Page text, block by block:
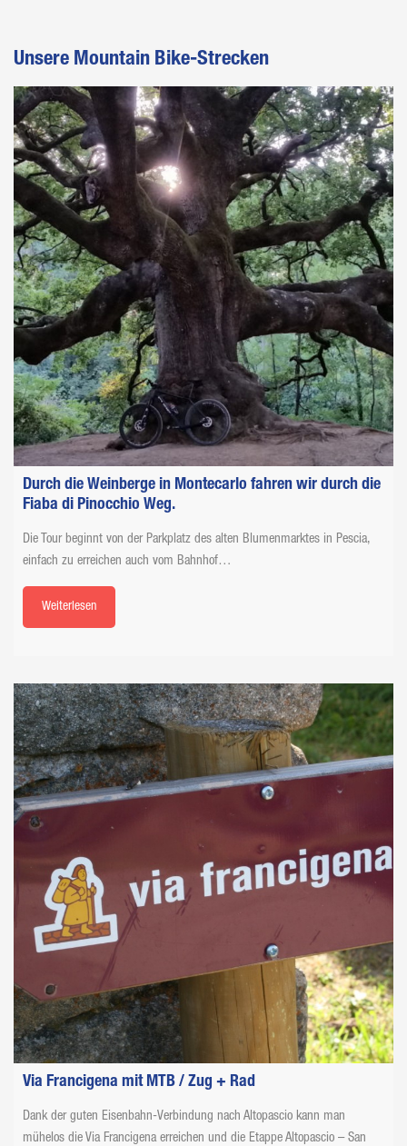
Unsere Mountain Bike-Strecken
Durch die Weinberge in Montecarlo fahren wir durch die
Fiaba di Pinocchio Weg.
Die Tour beginnt von der Parkplatz des alten Blumenmarktes in Pescia,
einfach zu erreichen auch vom Bahnhof…
Weiterlesen
Via Francigena mit MTB / Zug + Rad
Dank der guten Eisenbahn-Verbindung nach Altopascio kann man
mühelos die Via Francigena erreichen und die Etappe Altopascio – San